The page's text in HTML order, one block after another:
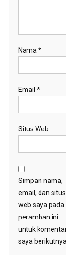
Nama *
Email *
Situs Web
Simpan nama,
email, dan situs
web saya pada
peramban ini
untuk
saya berikutnya.